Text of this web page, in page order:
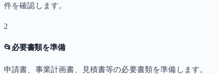
件を確認します。
2
📂 必要書類を準備
申請書、事業計画書、見積書等の必要書類を準備します。